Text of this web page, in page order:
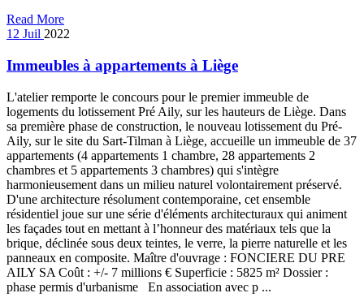
Read More
12 Juil 2022
Immeubles à appartements à Liège
L'atelier remporte le concours pour le premier immeuble de
logements du lotissement Pré Aily, sur les hauteurs de Liège. Dans
sa première phase de construction, le nouveau lotissement du Pré-
Aily, sur le site du Sart-Tilman à Liège, accueille un immeuble de 37
appartements (4 appartements 1 chambre, 28 appartements 2
chambres et 5 appartements 3 chambres) qui s'intègre
harmonieusement dans un milieu naturel volontairement préservé.
D'une architecture résolument contemporaine, cet ensemble
résidentiel joue sur une série d'éléments architecturaux qui animent
les façades tout en mettant à l’honneur des matériaux tels que la
brique, déclinée sous deux teintes, le verre, la pierre naturelle et les
panneaux en composite. Maître d'ouvrage : FONCIERE DU PRE
AILY SA Coût : +/- 7 millions € Superficie : 5825 m² Dossier :
phase permis d'urbanisme En association avec p ...